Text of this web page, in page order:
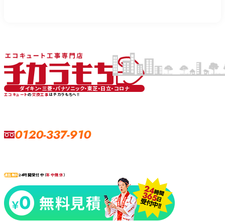
ダイキン・三菱・パナソニック・東芝・日立・コロナ
エコキュートの交換工事はチカラもちへ‼
0120-337-910
通話無料24時間受付中（年中無休）